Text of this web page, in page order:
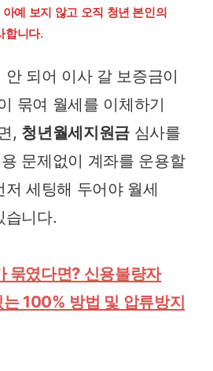
예 보지 않고 오직 청년 본인의
합니다.
되어 이사 갈 보증금이
묶여 월세를 이체하기
, 청년월세지원금심사를
문제없이 계좌를 운용할
세팅해 두어야 월세
습니다.
묶였다면? 신용불량자
100% 방법 및 압류방지